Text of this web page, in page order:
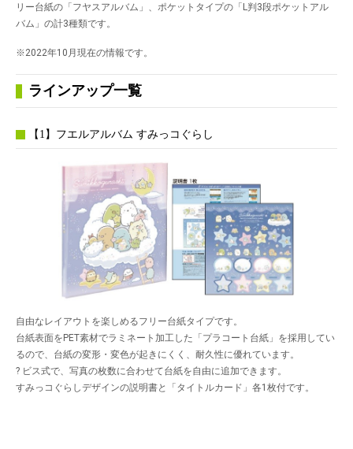
リー台紙の「フヤスアルバム」、ポケットタイプの「L判3段ポケットアル
バム」の計3種類です。
※2022年10月現在の情報です。
ラインアップ一覧
【1】フエルアルバム すみっコぐらし
自由なレイアウトを楽しめるフリー台紙タイプです。
台紙表面をPET素材でラミネート加工した「プラコート台紙」を採用してい
るので、台紙の変形・変色が起きにくく、耐久性に優れています。
? ビス式で、写真の枚数に合わせて台紙を自由に追加できます。
すみっコぐらしデザインの説明書と「タイトルカード」各1枚付です。